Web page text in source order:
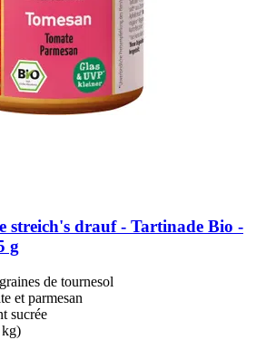
streich's drauf -​ Tartinade Bio -​
g
de tournesol
et parmesan
sucrée